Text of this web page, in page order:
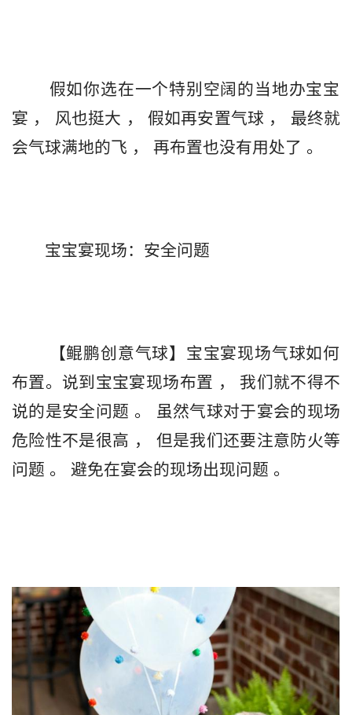
宴 ， 风也挺大 ， 假如再安置气球 ， 最终就
布置。说到宝宝宴现场布置 ， 我们就不得不
说的是安全问题 。 虽然气球对于宴会的现场
危险性不是很高 ， 但是我们还要注意防火等